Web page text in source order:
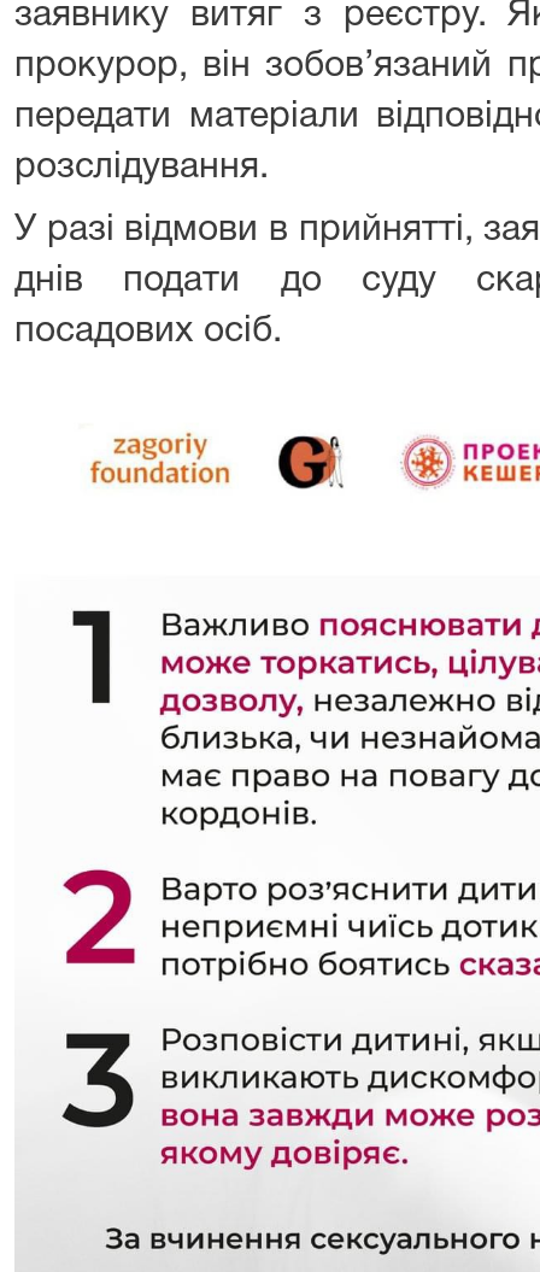
заявнику витяг з реєстру.
прокурор, він зобов’язаний
передати матеріали
розслідування.
У разі відмови в прийнятті,
днів подати до суду
посадових осіб.